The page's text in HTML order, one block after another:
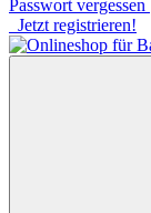
Passwort vergessen
Jetzt registrieren!